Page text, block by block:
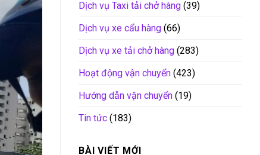
Dịch vụ Taxi tải chở hàng (39)
Dịch vụ xe cẩu hàng (66)
Dịch vụ xe tải chở hàng (283)
Hoạt động vận chuyển (423)
Hướng dẫn vận chuyển (19)
Tin tức (183)
BÀI VIẾT MỚI